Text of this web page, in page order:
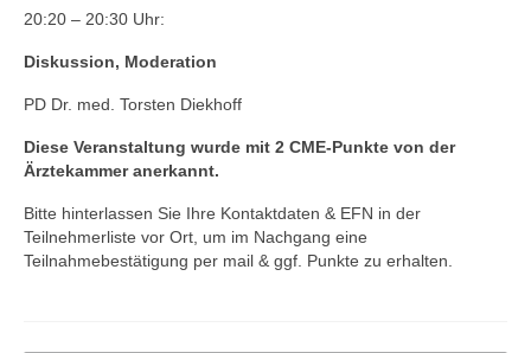
20:20 – 20:30 Uhr:
Diskussion, Moderation
PD Dr. med. Torsten Diekhoff
Diese Veranstaltung wurde mit 2 CME-Punkte von der
Ärztekammer anerkannt.
Bitte hinterlassen Sie Ihre Kontaktdaten & EFN in der
Teilnehmerliste vor Ort, um im Nachgang eine
Teilnahmebestätigung per mail & ggf. Punkte zu erhalten.